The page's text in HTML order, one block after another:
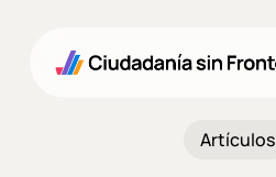
Artículos